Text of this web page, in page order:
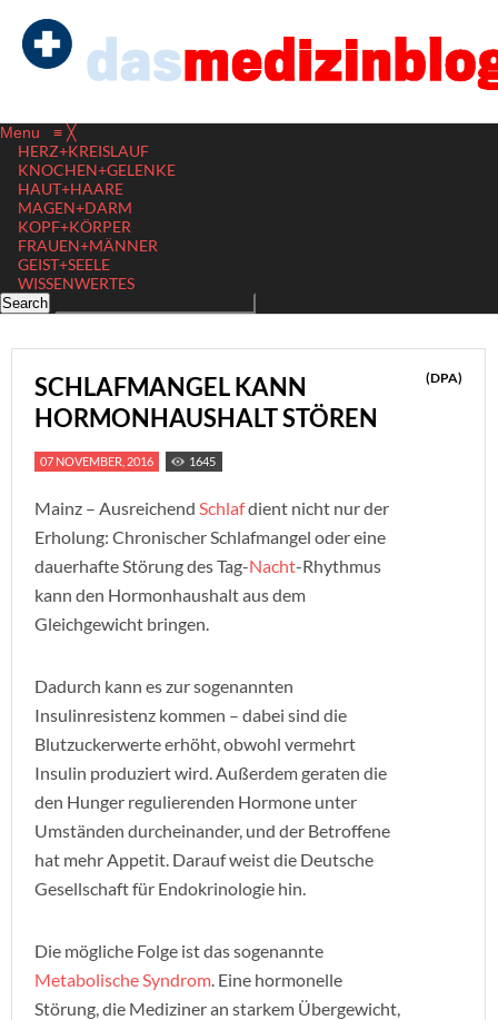
Menu ≡ ╳
HERZ+KREISLAUF
KNOCHEN+GELENKE
HAUT+HAARE
MAGEN+DARM
KOPF+KÖRPER
FRAUEN+MÄNNER
GEIST+SEELE
WISSENWERTES
SCHLAFMANGEL KANN
HORMONHAUSHALT STÖREN
(DPA)
07 NOVEMBER, 2016 1645
Mainz – Ausreichend Schlafdient nicht nur der
Erholung: Chronischer Schlafmangel oder eine
dauerhafte Störung des Tag-Nacht-Rhythmus
kann den Hormonhaushalt aus dem
Gleichgewicht bringen.
Dadurch kann es zur sogenannten
Insulinresistenz kommen – dabei sind die
Blutzuckerwerte erhöht, obwohl vermehrt
Insulin produziert wird. Außerdem geraten die
den Hunger regulierenden Hormone unter
Umständen durcheinander, und der Betroffene
hat mehr Appetit. Darauf weist die Deutsche
Gesellschaft für Endokrinologie hin.
Die mögliche Folge ist das sogenannte
Metabolische Syndrom. Eine hormonelle
Störung, die Mediziner an starkem Übergewicht,